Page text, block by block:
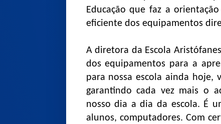
Educação que faz a
eficiente dos equipamentos
A diretora da Escola
dos equipamentos para a
para nossa escola ainda
garantindo cada vez mais o
nosso dia a dia da escola. É
alunos, computadores. Com